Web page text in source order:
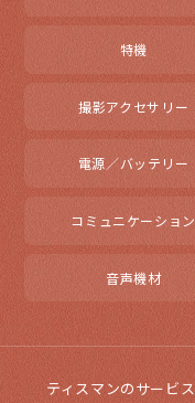
特機
撮影アクセサリー
電源／バッテリー
コミュニケーション
音声機材
ティスマンのサービス